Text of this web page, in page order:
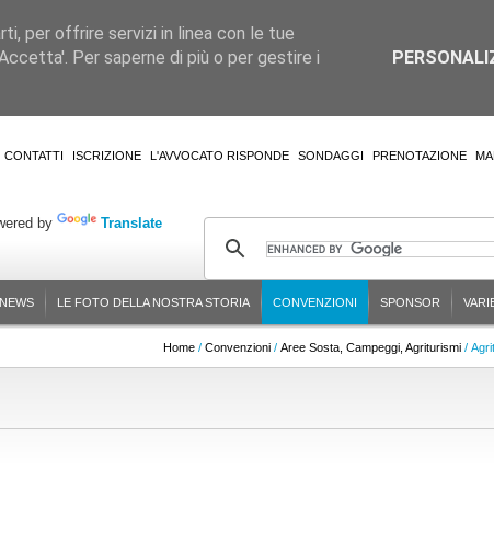
CONTATTI ISCRIZIONE L'AVVOCATO RISPONDE SONDAGGI PRENOTAZIONE
by Translate
NEWS LE FOTO DELLA NOSTRA STORIA CONVENZIONI SPONSOR
Home / Convenzioni / Aree Sosta, Campeggi, Agriturismi /
per offrire servizi in linea con le tue
Per saperne di più o per gestire i